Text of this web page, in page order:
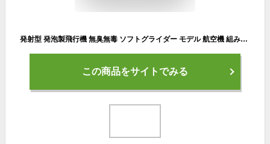
発射型 発泡製飛行機 無臭無毒 ソフトグライダー モデル 航空機 組み立て飛行機 慣性フォーム 回転飛行 軽量 誕生日 子供の贈り物 外遊び 公園 屋外 室内 アウトドア スポーツ おもちゃ(レッド)
この商品をサイトでみる